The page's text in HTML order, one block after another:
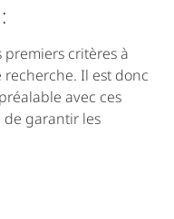
premiers critères à
Il est donc
avec ces
garantir les